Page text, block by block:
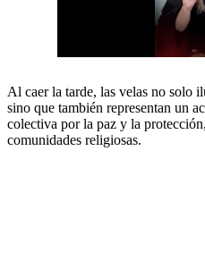
Al caer la tarde, las velas no solo
sino que también representan un
colectiva por la paz y la
comunidades religiosas.